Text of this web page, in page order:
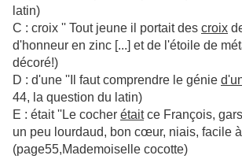
latin)
C : croix '' Tout jeune il portait des croix
d'honneur en zinc [...] et de l'étoile de
décoré!)
D : d'une ''Il faut comprendre le génie
44, la question du latin)
E : était ''Le cocher étaitce François,
un peu lourdaud, bon cœur, niais, facile
(page55,Mademoiselle cocotte)